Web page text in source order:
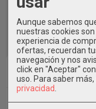
Marcas
Aunque sabemos
nuestras cookies
experiencia de
ofertas, recuerdan
navegación y nos
click en "Aceptar"
uso. Para saber
privacidad